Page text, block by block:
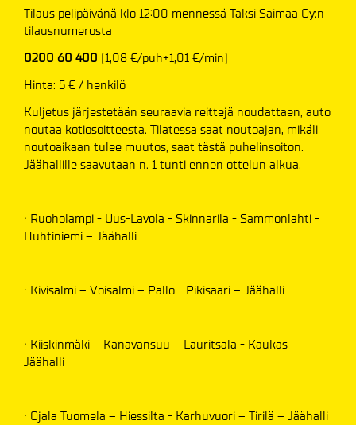
Tilaus pelipäivänä klo 12:00 mennessä Taksi Saimaa Oy:n
tilausnumerosta
0200 60 400 (1,08 €/puh+1,01 €/min)
Hinta: 5 € / henkilö
Kuljetus järjestetään seuraavia reittejä noudattaen, auto
noutaa kotiosoitteesta. Tilatessa saat noutoajan, mikäli
noutoaikaan tulee muutos, saat tästä puhelinsoiton.
Jäähallille saavutaan n. 1 tunti ennen ottelun alkua.
· Ruoholampi - Uus-Lavola - Skinnarila - Sammonlahti -
Huhtiniemi – Jäähalli
· Kivisalmi – Voisalmi – Pallo - Pikisaari – Jäähalli
· Kiiskinmäki – Kanavansuu – Lauritsala - Kaukas –
Jäähalli
· Ojala Tuomela – Hiessilta - ­­­Karhuvuori – Tirilä – Jäähalli